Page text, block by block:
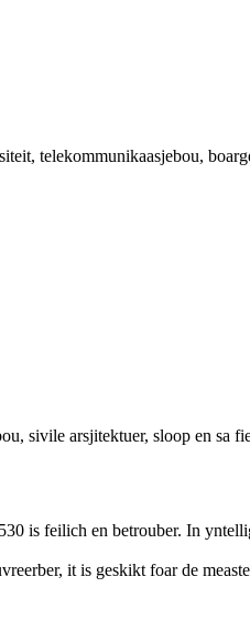
telekommunikaasjebou,
sivile arsjitektuer, sloop en sa
is feilich en betrouber. In
it is geskikt foar de